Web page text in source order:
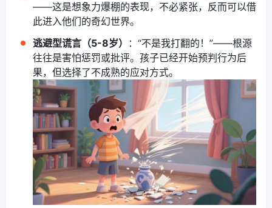
——这是想象力爆棚的表现，不必紧张，反而可以借
此进入他们的奇幻世界。
逃避型谎言（5-8岁）
：“不是我打翻的！”——根源
往往是害怕惩罚或批评。孩子已经开始预判行为后
果，但选择了不成熟的应对方式。